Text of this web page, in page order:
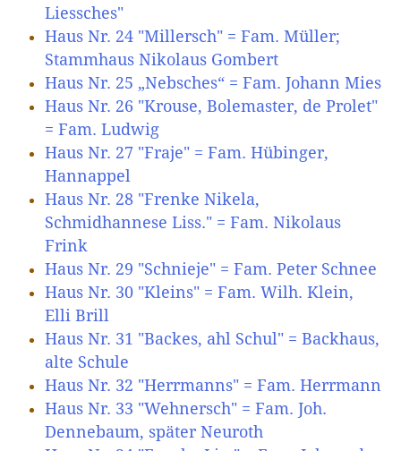
Liessches"
Haus Nr. 24 "Millersch" = Fam. Müller;
Stammhaus Nikolaus Gombert
Haus Nr. 25 „Nebsches“ = Fam. Johann Mies
Haus Nr. 26 "Krouse, Bolemaster, de Prolet"
= Fam. Ludwig
Haus Nr. 27 "Fraje" = Fam. Hübinger,
Hannappel
Haus Nr. 28 "Frenke Nikela,
Schmidhannese Liss." = Fam. Nikolaus
Frink
Haus Nr. 29 "Schnieje" = Fam. Peter Schnee
Haus Nr. 30 "Kleins" = Fam. Wilh. Klein,
Elli Brill
Haus Nr. 31 "Backes, ahl Schul" = Backhaus,
alte Schule
Haus Nr. 32 "Herrmanns" = Fam. Herrmann
Haus Nr. 33 "Wehnersch" = Fam. Joh.
Dennebaum, später Neuroth